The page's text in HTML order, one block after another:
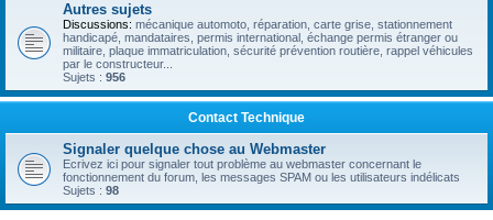
Autres sujets
Discussions: mécanique automoto, réparation, carte grise, stationnement
handicapé, mandataires, permis international, échange permis étranger ou
militaire, plaque immatriculation, sécurité prévention routière, rappel véhicules
par le constructeur...
Sujets : 956
Contact Technique
Signaler quelque chose au Webmaster
Ecrivez ici pour signaler tout problème au webmaster concernant le
fonctionnement du forum, les messages SPAM ou les utilisateurs indélicats
Sujets : 98